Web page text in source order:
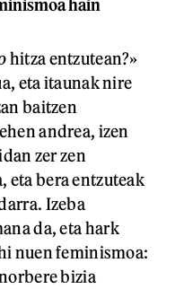
hain
hitza entzutean?»
eta itaunak nire
baitzen
andrea, izen
zer zen
eta bera entzuteak
Izeba
da, eta hark
nuen feminismoa:
bizia